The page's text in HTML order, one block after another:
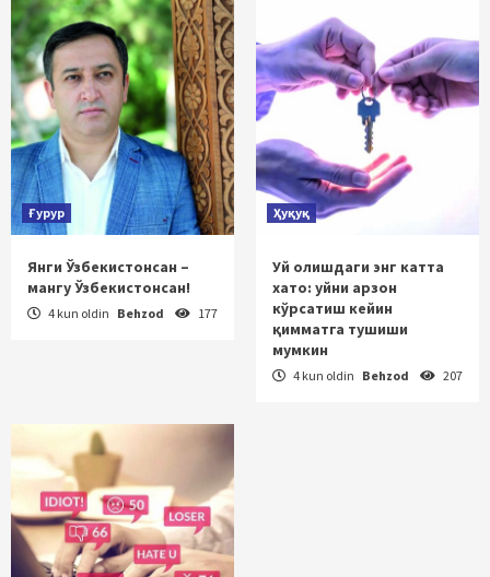
Ғурур
Янги Ўзбекистонсан –
мангу Ўзбекистонсан!
4 kun oldin Behzod 177
Ҳуқуқ
Уй олишдаги энг катта
хато: уйни арзон
кўрсатиш кейин
қимматга тушиши
мумкин
4 kun oldin Behzod 207